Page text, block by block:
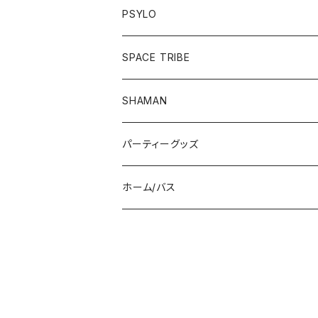
パンツ
シューズ
服飾雑貨
ワンピース
オールインワン
シューズ
服飾雑貨
半袖Tシャツ
フーディー
長袖Tシャツ
PSYLO
トップス
ボトム
服飾雑貨
SPACE TRIBE
Tシャツ
フーディー
ジャケット
SHAMAN
トップス
長袖Tシャツ
ボトム
パーティーグッズ
帽子/マスク
ホーム/バス